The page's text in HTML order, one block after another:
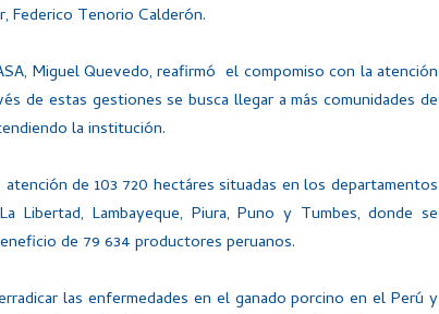
Federico Tenorio Calderón.
Miguel Quevedo, reafirmó el compomiso con la atención
de estas gestiones se busca llegar a más comunidades de
la institución.
de 103 720 hectáres situadas en los departamentos
Libertad, Lambayeque, Piura, Puno y Tumbes, donde se
de 79 634 productores peruanos.
las enfermedades en el ganado porcino en el Perú y